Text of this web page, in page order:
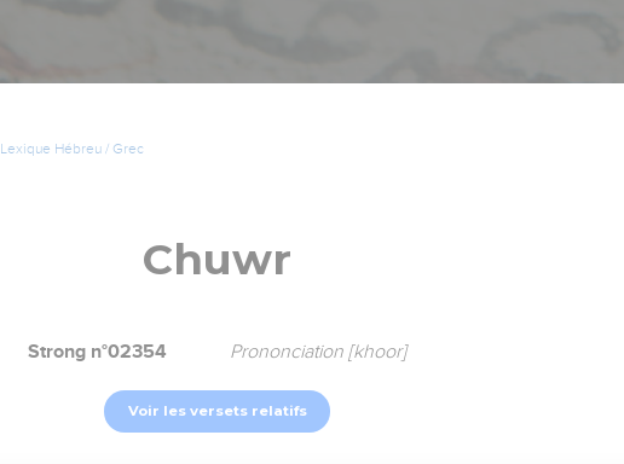
Lexique Hébreu / Grec
Chuwr
Strong n°02354 Prononciation [khoor]
Voir les versets relatifs